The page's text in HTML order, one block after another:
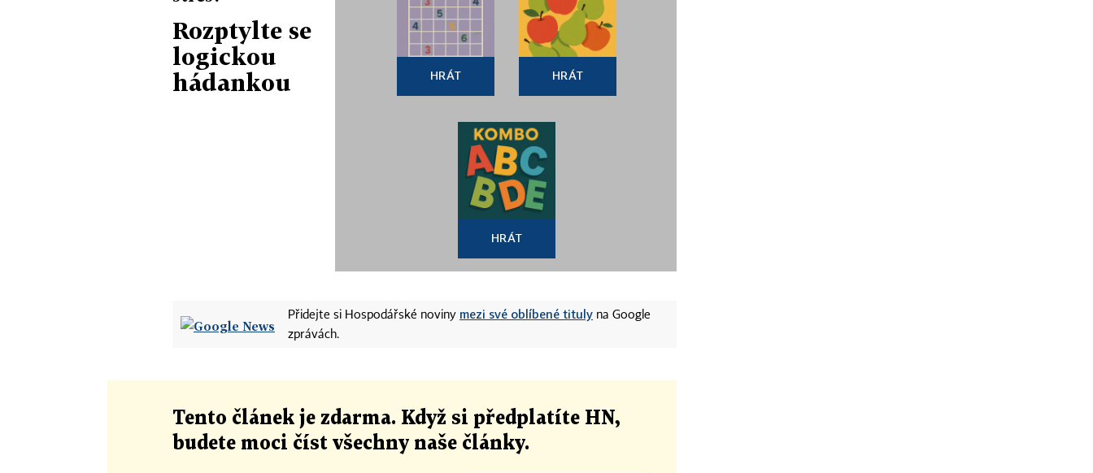
Revenant Zmrtvýchvstání
Room
Alejandro G. Inarritu – Revenant Zmrtvýchvstání
Tom McCarthy – Spotlight
Rozptylte se
logickou
hádankou
HRÁT HRÁT
HRÁT
Přidejte si Hospodářské noviny mezi své oblíbené tituly na Google
zprávách.
Tento článek je zdarma. Když si předplatíte HN,
budete moci číst všechny naše články.